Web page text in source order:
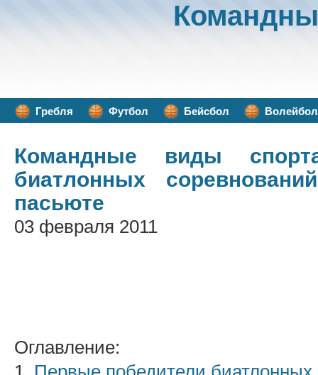
Гребля Футбол Бейсбол Волейбол
Командные виды
биатлонных
пасьюте
03 февраля 2011
Оглавление: